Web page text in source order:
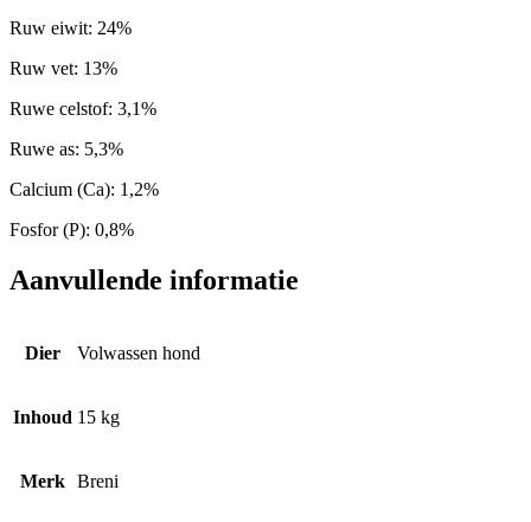
Ruw eiwit: 24%
Ruw vet: 13%
Ruwe celstof: 3,1%
Ruwe as: 5,3%
Calcium (Ca): 1,2%
Fosfor (P): 0,8%
Aanvullende informatie
Dier Volwassen hond
Inhoud 15 kg
Merk Breni